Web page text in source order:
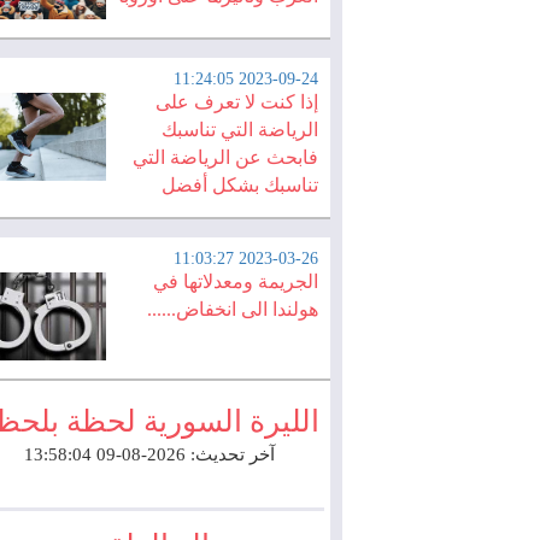
2023-09-24 11:24:05
إذا كنت لا تعرف على
الرياضة التي تناسبك
فابحث عن الرياضة التي
تناسبك بشكل أفضل
2023-03-26 11:03:27
الجريمة ومعدلاتها في
هولندا الى انخفاض......
الليرة السورية لحظة
آخر تحديث: 2026-08-09 13:58:04